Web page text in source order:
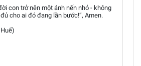
con trở nên một ánh nến nhỏ - không
cho ai đó đang lần bước!”, Amen.